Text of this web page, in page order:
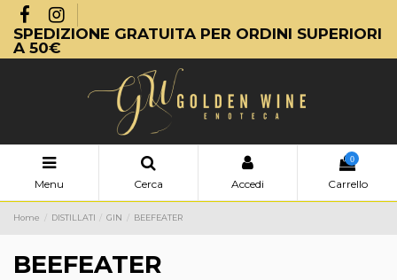
SPEDIZIONE GRATUITA PER ORDINI SUPERIORI
A 50€
Menu Cerca Accedi
0
Carrello
Home DISTILLATI GIN BEEFEATER
BEEFEATER